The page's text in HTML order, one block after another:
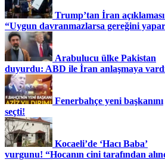
Trump’tan İran
“Uygun davranmazlarsa gereğini
Arabulucu ülke Pakistan
duyurdu: ABD ile İran anlaşmaya
Fenerbahçe yeni başkanını
seçti!
Kocaeli’de ‘Hacı Baba’
vurgunu! “Hocanın cini tarafından